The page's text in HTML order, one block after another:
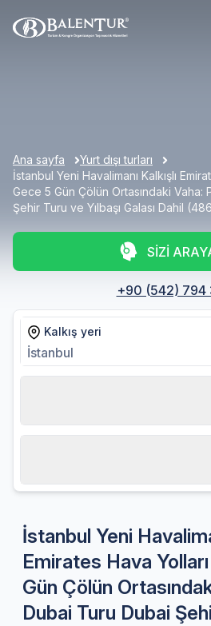
Ana sayfa
Yurt dışı turları
İstanbul Yeni Havalimanı Kalkışlı
Gece 5 Gün Çölün Ortasındaki Vaha:
Şehir Turu ve Yılbaşı Galası Dahil
SİZİ
+90 (542) 794
Kalkış yeri
İstanbul
İstanbul Yeni
Emirates Hava
Gün Çölün
Dubai Turu Dubai